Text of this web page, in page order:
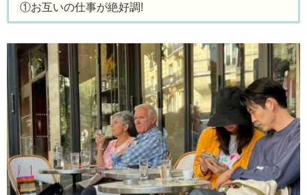
①お互いの仕事が絶好調!